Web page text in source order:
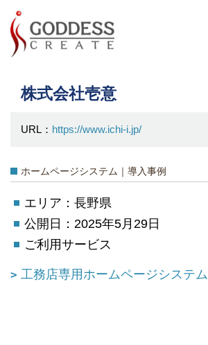
株式会社壱意
URL： https://www.ichi-i.jp/
ホームページシステム｜導入事例
エリア：長野県
公開日：2025年5月29日
ご利用サービス
工務店専用ホームページシステム